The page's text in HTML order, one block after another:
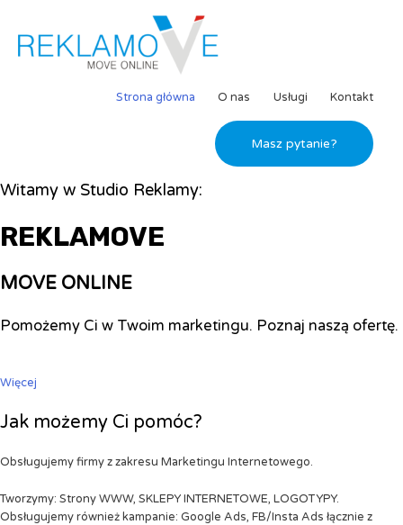
Strona główna O nas Usługi Kontakt
Masz pytanie?
Witamy w Studio Reklamy:
REKLAMOVE
MOVE ONLINE
Pomożemy Ci w Twoim marketingu. Poznaj naszą ofertę.
Więcej
Jak możemy Ci pomóc?
Obsługujemy firmy z zakresu Marketingu Internetowego.
Tworzymy: Strony WWW, SKLEPY INTERNETOWE, LOGOTYPY.
Obsługujemy również kampanie: Google Ads, FB/Insta Ads łącznie z